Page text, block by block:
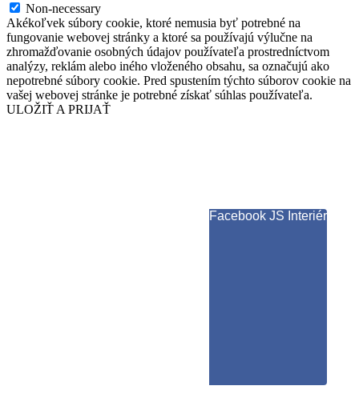
Non-necessary
Akékoľvek súbory cookie, ktoré nemusia byť potrebné na
fungovanie webovej stránky a ktoré sa používajú výlučne na
zhromažďovanie osobných údajov používateľa prostredníctvom
analýzy, reklám alebo iného vloženého obsahu, sa označujú ako
nepotrebné súbory cookie. Pred spustením týchto súborov cookie na
vašej webovej stránke je potrebné získať súhlas používateľa.
ULOŽIŤ A PRIJAŤ
Facebook JS Interiér